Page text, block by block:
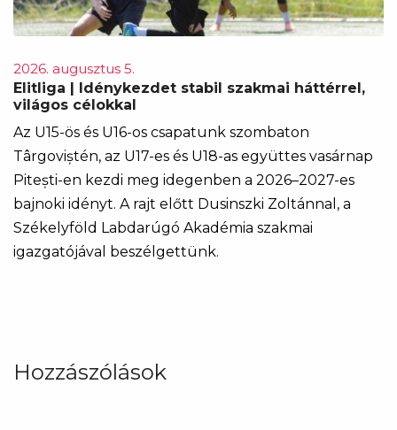
2026. augusztus 5.
Elitliga | Idénykezdet stabil szakmai háttérrel,
világos célokkal
Az U15-ös és U16-os csapatunk szombaton
Târgoviștén, az U17-es és U18-as együttes vasárnap
Pitești-en kezdi meg idegenben a 2026–2027-es
bajnoki idényt. A rajt előtt Dusinszki Zoltánnal, a
Székelyföld Labdarúgó Akadémia szakmai
igazgatójával beszélgettünk.
Hozzászólások